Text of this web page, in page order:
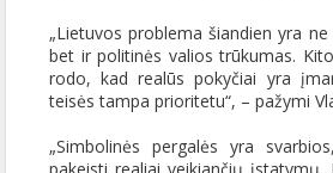
„Lietuvos problema šiandien yra
bet ir politinės valios trūkumas.
rodo, kad realūs pokyčiai yra
teisės tampa prioritetu“, – pažymi
„Simbolinės pergalės yra